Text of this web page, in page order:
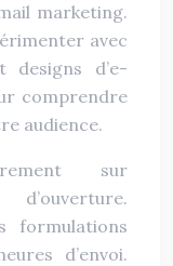
marketing.
avec
designs d’e-
comprendre
audience.
sur
formulations
d’envoi.